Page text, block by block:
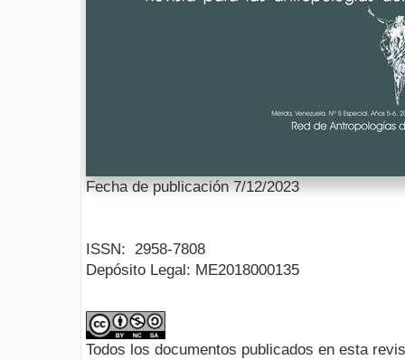
Fecha de publicación 7/12/2023
ISSN: 2958-7808
Depósito Legal: ME2018000135
Todos los documentos publicados en esta